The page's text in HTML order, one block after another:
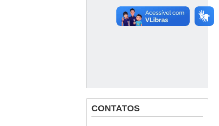
CONTATOS